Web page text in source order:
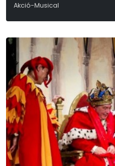
Akció-Musical